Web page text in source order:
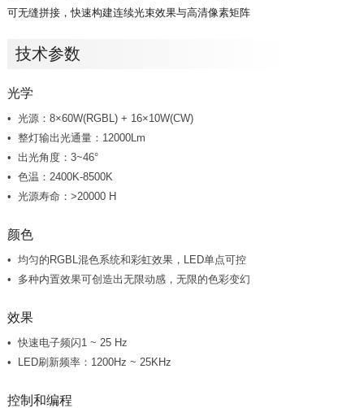
可无缝拼接，快速构建连续光束效果与高清像素矩阵
技术参数
光学
光源：8×60W(RGBL) + 16×10W(CW)
整灯输出光通量：12000Lm
出光角度：3~46°
色温：2400K-8500K
光源寿命：>20000 H
颜色
均匀的RGBL混色系统和彩虹效果，LED单点可控
多种内置效果可创造出无限动感，无限的色彩变幻
效果
快速电子频闪1 ~ 25 Hz
LED刷新频率：1200Hz ~ 25KHz
控制和编程